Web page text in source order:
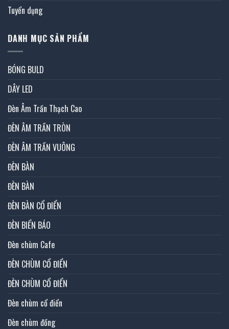
Tuyển dụng
DANH MỤC SẢN PHẨM
BÓNG BULD
DÂY LED
Đèn Âm Trần Thạch Cao
ĐÈN ÂM TRẦN TRÒN
ĐÈN ÂM TRẦN VUÔNG
ĐÈN BÀN
ĐÈN BÀN
ĐÈN BÀN CỔ ĐIỂN
ĐÈN BIỂN BÁO
Đèn chùm Cafe
ĐÈN CHÙM CỔ ĐIỂN
ĐÈN CHÙM CỔ ĐIỂN
Đèn chùm cổ điển
Đèn chùm đồng